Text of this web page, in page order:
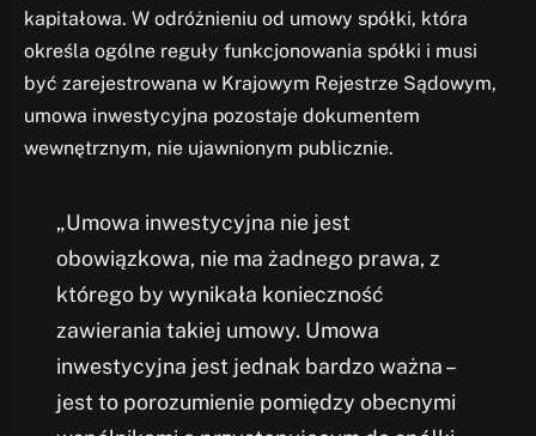
kapitałowa. W odróżnieniu od umowy spółki, która
określa ogólne reguły funkcjonowania spółki i musi
być zarejestrowana w Krajowym Rejestrze Sądowym,
umowa inwestycyjna pozostaje dokumentem
wewnętrznym, nie ujawnionym publicznie.
„Umowa inwestycyjna nie jest
obowiązkowa, nie ma żadnego prawa, z
którego by wynikała konieczność
zawierania takiej umowy. Umowa
inwestycyjna jest jednak bardzo ważna –
jest to porozumienie pomiędzy obecnymi